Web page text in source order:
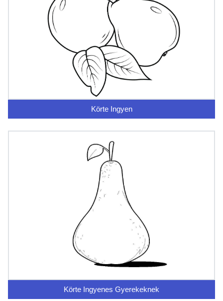
Körte Ingyen
Körte Ingyenes Gyerekeknek